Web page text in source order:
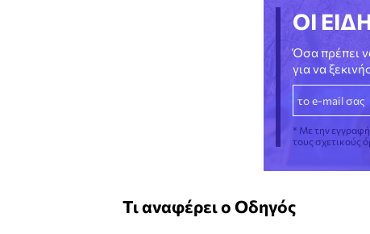
ΟΙ
Όσα πρέπει
για να
* Με την
τους σχετικούς
Τι αναφέρει ο Οδηγός